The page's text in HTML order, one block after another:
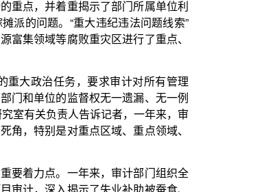
审计部门组织全
业补助被蚕食、
资产、一些地区
促问题整改，有
应快速等优势和
重大财务舞弊、
的苗头性、倾向
系统性风险的底
中存在的企业资
约高效、生态环